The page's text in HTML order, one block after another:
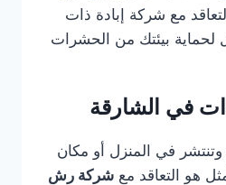
مع شركة إبادة ذات
لحماية بيئتك من الحشرات
في الشارقة
في المنزل أو مكان
هو التعاقد مع شركة رش